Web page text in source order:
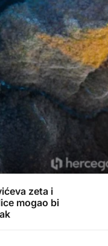
zeta i
mogao bi